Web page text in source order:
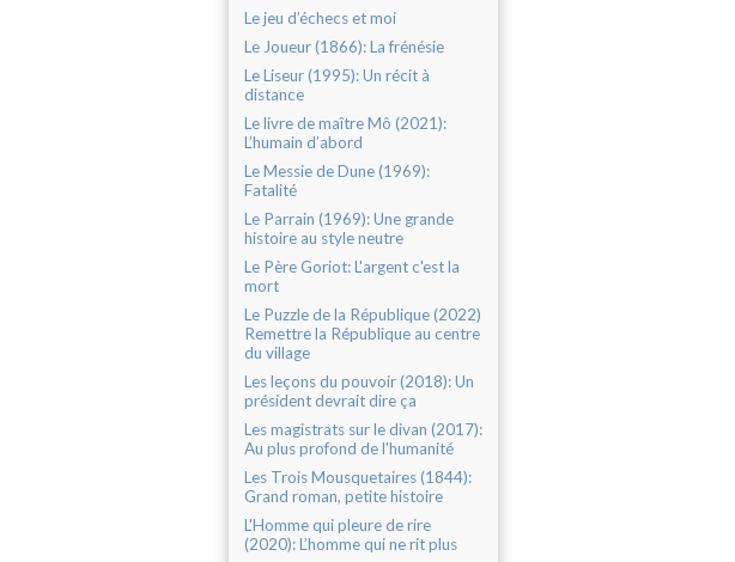
Le jeu d’échecs et moi
Le Joueur (1866): La frénésie
Le Liseur (1995): Un récit à
distance
Le livre de maître Mô (2021):
L’humain d’abord
Le Messie de Dune (1969):
Fatalité
Le Parrain (1969): Une grande
histoire au style neutre
Le Père Goriot: L'argent c'est la
mort
Le Puzzle de la République (2022)
Remettre la République au centre
du village
Les leçons du pouvoir (2018): Un
président devrait dire ça
Les magistrats sur le divan (2017):
Au plus profond de l'humanité
Les Trois Mousquetaires (1844):
Grand roman, petite histoire
L'Homme qui pleure de rire
(2020): L’homme qui ne rit plus